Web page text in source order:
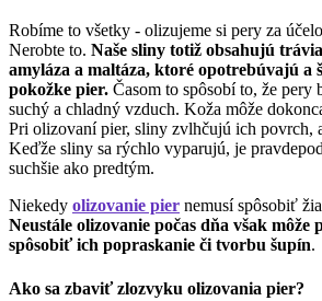
Robíme to všetky - olizujeme si pery za
Nerobte to. Naše sliny totiž obsahujú
amyláza a maltáza, ktoré opotrebúvajú a
pokožke pier. Časom to spôsobí to, že pery
suchý a chladný vzduch. Koža môže
Pri olizovaní pier, sliny zvlhčujú ich povrch,
Keďže sliny sa rýchlo vyparujú, je
suchšie ako predtým.
Niekedy olizovanie pier nemusí spôsobiť
Neustále olizovanie počas dňa však môže
spôsobiť ich popraskanie či tvorbu šupín.
Ako sa zbaviť zlozvyku olizovania pier?